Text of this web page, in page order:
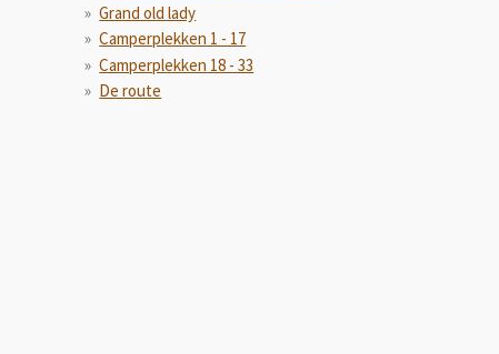
Grand old lady
Camperplekken 1 - 17
Camperplekken 18 - 33
De route